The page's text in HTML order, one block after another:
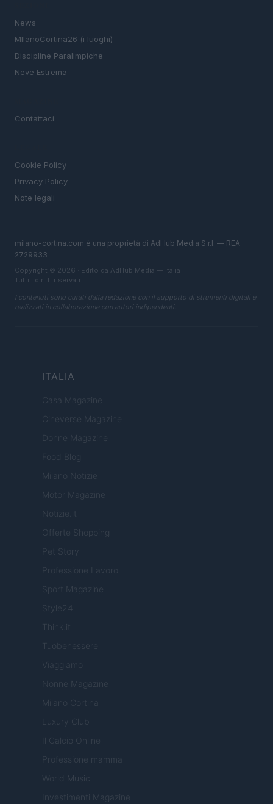
News
MIlanoCortina26 (i luoghi)
Discipline Paralimpiche
Neve Estrema
Contattaci
Cookie Policy
Privacy Policy
Note legali
milano-cortina.com è una proprietà di AdHub Media S.r.l. — REA
2729933
Copyright © 2026 · Edito da AdHub Media — Italia
Tutti i diritti riservati
I contenuti sono curati dalla redazione con il supporto di strumenti digitali e
realizzati in collaborazione con autori indipendenti.
ITALIA
Casa Magazine
Cineverse Magazine
Donne Magazine
Food Blog
Milano Notizie
Motor Magazine
Notizie.it
Offerte Shopping
Pet Story
Professione Lavoro
Sport Magazine
Style24
Think.it
Tuobenessere
Viaggiamo
Nonne Magazine
Milano Cortina
Luxury Club
Il Calcio Online
Professione mamma
World Music
Investimenti Magazine